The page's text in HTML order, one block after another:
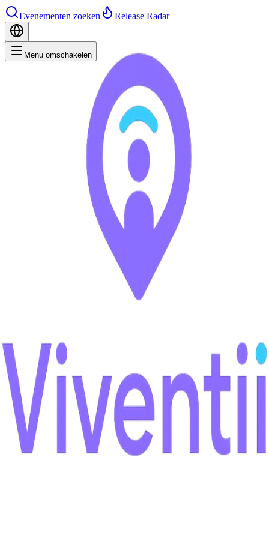
Evenementen zoeken Release Radar
Menu omschakelen